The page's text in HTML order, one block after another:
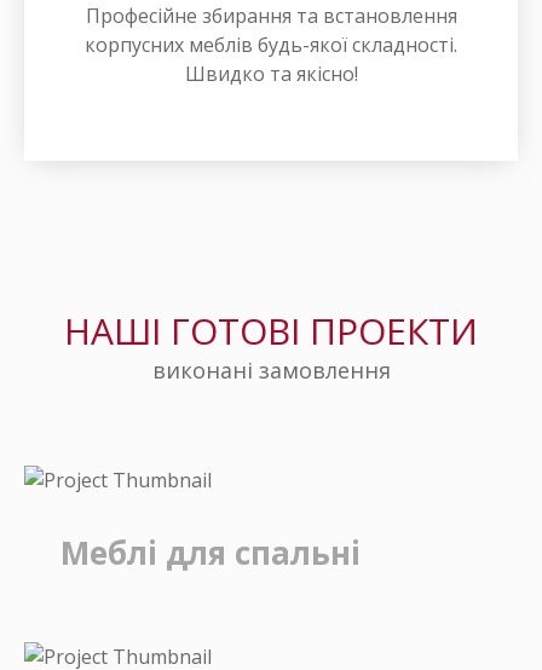
Професійне збирання та встановлення
корпусних меблів будь-якої складності.
Швидко та якісно!
НАШІ ГОТОВІ ПРОЕКТИ
виконані замовлення
Меблі для спальні